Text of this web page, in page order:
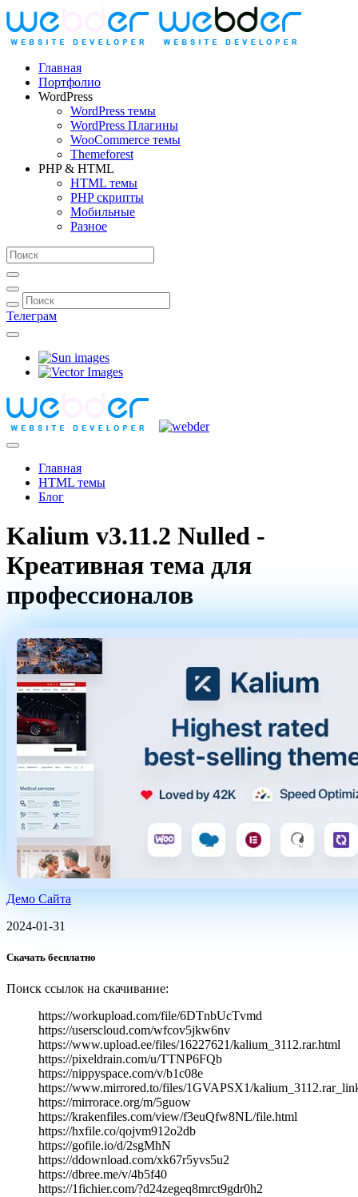
Главная
Портфолио
WordPress
WordPress темы
WordPress Плагины
WooCommerce темы
Themeforest
PHP & HTML
HTML темы
PHP скрипты
Мобильные
Разное
Телеграм
Главная
HTML темы
Блог
Kalium v3.11.2 Nulled -
Креативная тема для
профессионалов
Демо Сайта
2024-01-31
Скачать бесплатно
Поиск ссылок на скачивание:
https://workupload.com/file/6DTnbUcTvmd
https://userscloud.com/wfcov5jkw6nv
https://www.upload.ee/files/16227621/kalium_3112.rar.html
https://pixeldrain.com/u/TTNP6FQb
https://nippyspace.com/v/b1c08e
https://www.mirrored.to/files/1GVAPSX1/
https://mirrorace.org/m/5guow
https://krakenfiles.com/view/f3euQfw8NL/file.html
https://hxfile.co/qojvm912o2db
https://gofile.io/d/2sgMhN
https://ddownload.com/xk67r5yvs5u2
https://dbree.me/v/4b5f40
https://1fichier.com/?d24zegeq8mrct9gdr0h2